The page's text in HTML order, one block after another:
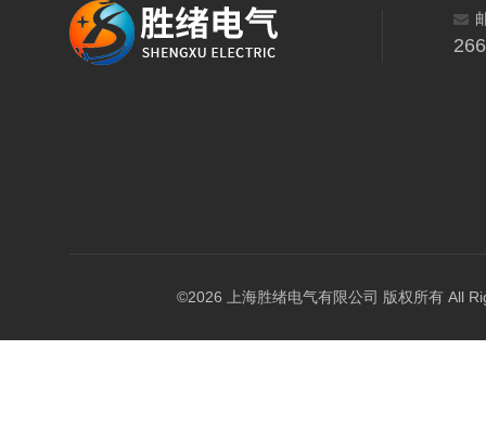
©2026 上海胜绪电气有限公司 版权所有 All